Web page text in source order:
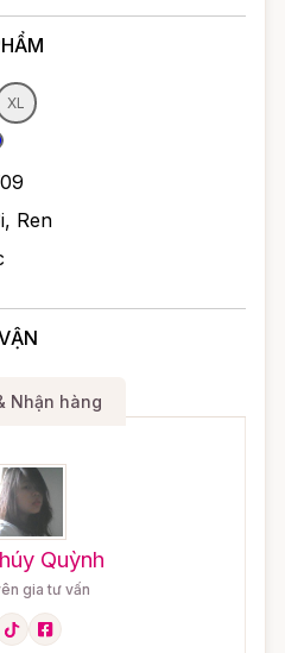
XL
Ren
Nhận hàng
Quỳnh
gia tư vấn